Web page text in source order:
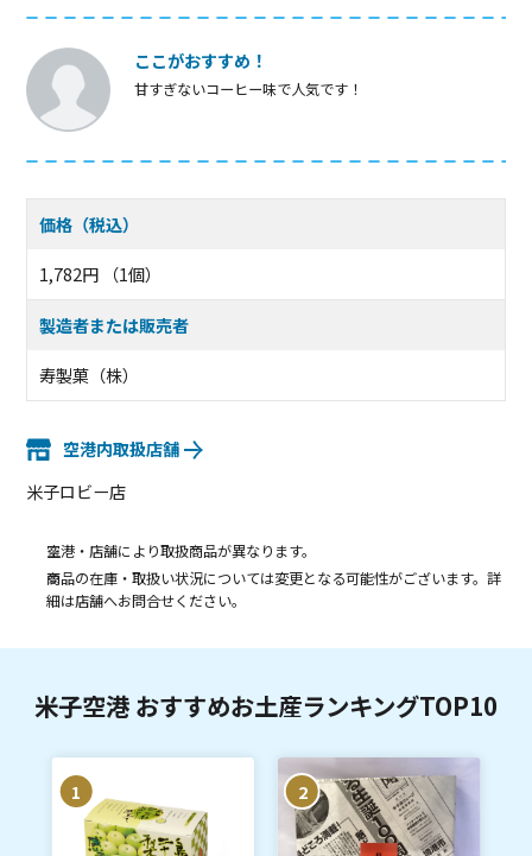
ここがおすすめ！
甘すぎないコーヒー味で人気です！
価格（税込）
1,782円 （1個）
製造者または販売者
寿製菓（株）
空港内取扱店舗
米子ロビー店
空港・店舗により取扱商品が異なります。
商品の在庫・取扱い状況については変更となる可能性がございます。詳
細は店舗へお問合せください。
米子空港 おすすめお土産ランキングTOP10
1 2